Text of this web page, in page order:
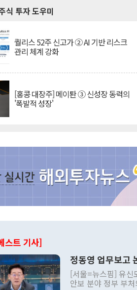
식 투자 도우미
퀄리스 52주 신고가 ② AI 기반 리스크
관리 체계 강화
[홍콩 대장주] 메이퇀 ③ 신성장 동력의
'폭발적 성장'
스트 기사]
정동영 업무보고
[서울=뉴스핌] 유신
안보 분야 정부 부